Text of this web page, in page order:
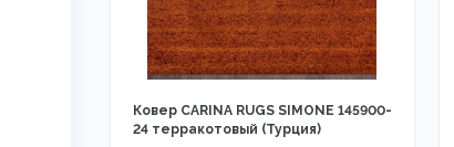
Ковер CARINA RUGS SIMONE 145900-
24 терракотовый (Турция)